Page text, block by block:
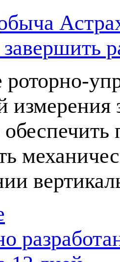
завершить
роторно-
измерения